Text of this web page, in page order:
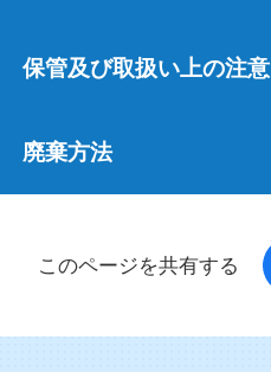
保管及び取扱い上の注意
廃棄方法
このページを共有する